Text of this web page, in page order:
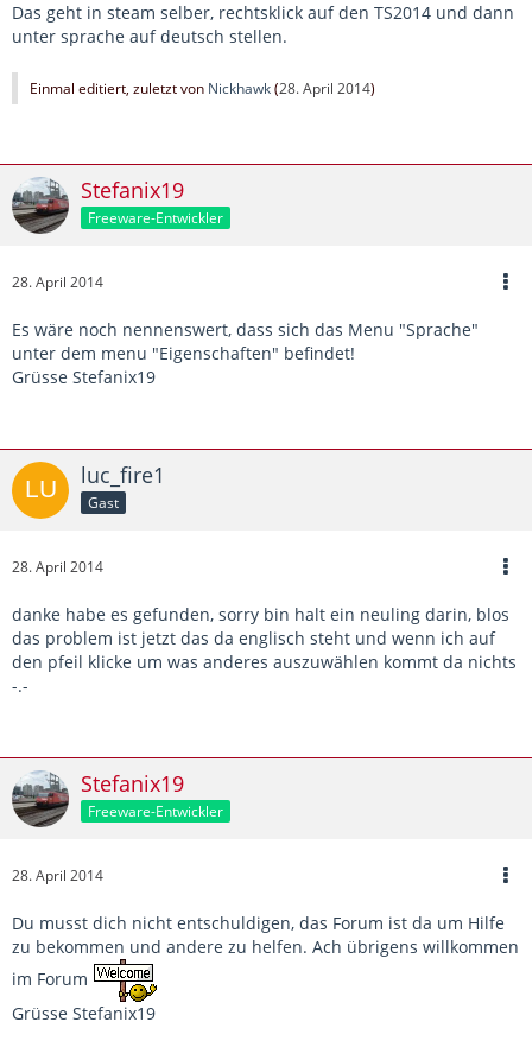
Das geht in steam selber, rechtsklick auf den TS2014 und dann
unter sprache auf deutsch stellen.
Einmal editiert, zuletzt von Nickhawk(28. April 2014)
Stefanix19
Freeware-Entwickler
28. April 2014
Es wäre noch nennenswert, dass sich das Menu "Sprache"
unter dem menu "Eigenschaften" befindet!
Grüsse Stefanix19
luc_fire1
Gast
28. April 2014
danke habe es gefunden, sorry bin halt ein neuling darin, blos
das problem ist jetzt das da englisch steht und wenn ich auf
den pfeil klicke um was anderes auszuwählen kommt da nichts
-.-
Stefanix19
Freeware-Entwickler
28. April 2014
Du musst dich nicht entschuldigen, das Forum ist da um Hilfe
zu bekommen und andere zu helfen. Ach übrigens willkommen
im Forum
Grüsse Stefanix19